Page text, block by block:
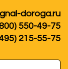
doroga.ru
550-49-75
215-55-75